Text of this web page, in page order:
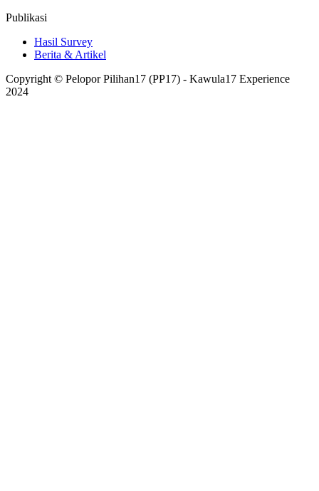
Publikasi
Hasil Survey
Berita & Artikel
Copyright © Pelopor Pilihan17 (PP17) - Kawula17 Experience
2024